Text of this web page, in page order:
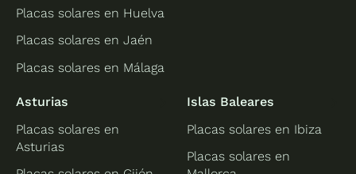
Placas solares en Huelva
Placas solares en Jaén
Placas solares en Málaga
Asturias
Placas solares en
Asturias
Islas Baleares
Placas solares en Ibiza
Placas solares en